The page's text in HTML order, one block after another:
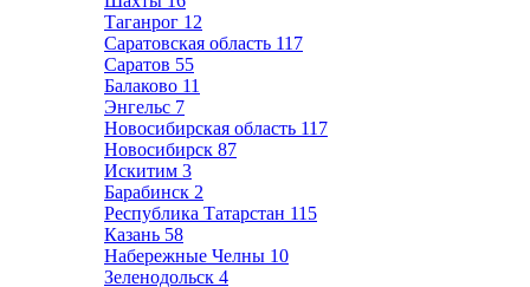
Таганрог 12
Саратовская область 117
Саратов 55
Балаково 11
Энгельс 7
Новосибирская область 117
Новосибирск 87
Искитим 3
Барабинск 2
Республика Татарстан 115
Казань 58
Набережные Челны 10
Зеленодольск 4